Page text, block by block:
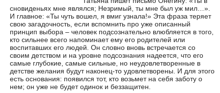
сновиденьях мне являлся; Незримый, ты мне был уж мил…».
И главное: «Ты чуть вошел, я вмиг узнала!» Эта фраза теряет
свою загадочность, если вспомнить про уже описанный
принцип выбора – человек подсознательно влюбляется в того,
кто сильнее всего напоминает ему его родителей или
воспитавших его людей. Он словно вновь встречается со
своим детством и на уровне подсознания надеется, что его
самые глубокие, самые сильные, но неудовлетворенные в
детстве желания будут наконец-то удовлетворены. И для этого
есть основания: появился тот, кто возьмет на себя заботу о
нем; он уже не будет одинок и беззащитен.